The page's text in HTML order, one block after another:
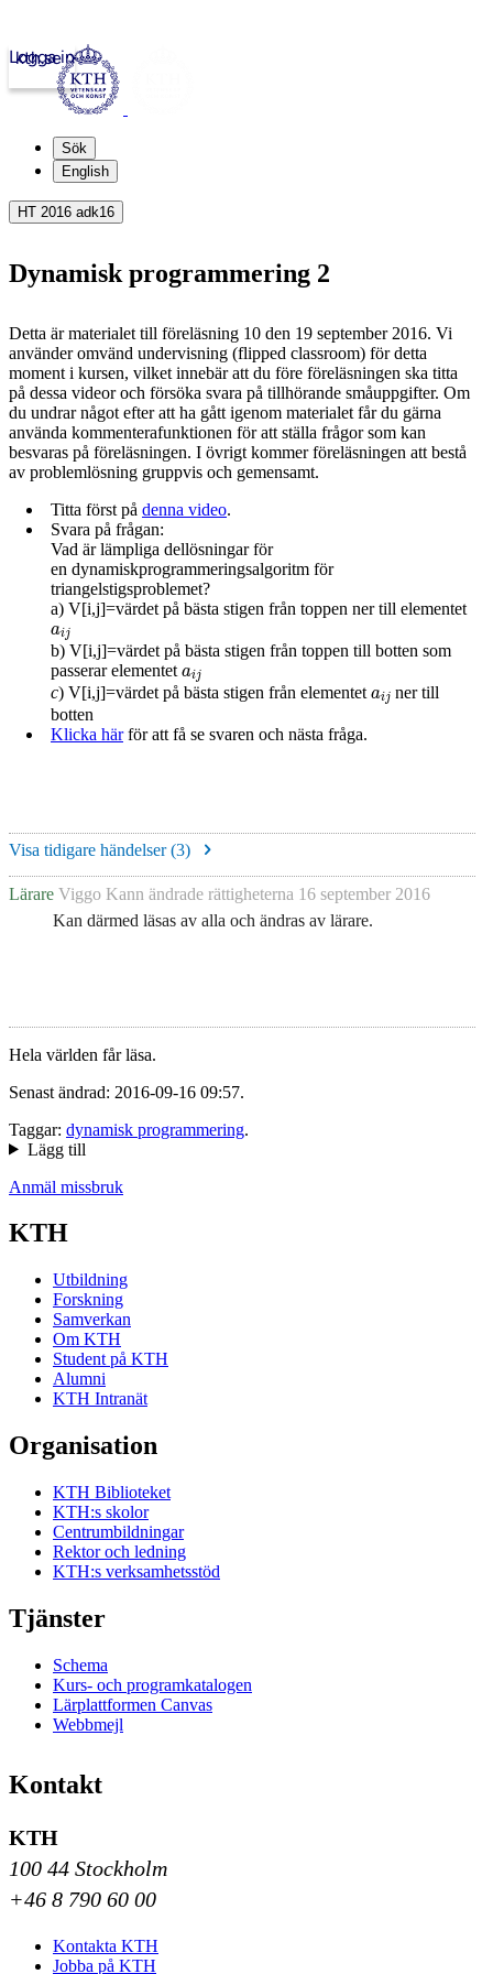
kth.se
Logga in
Sök
English
HT 2016 adk16
Dynamisk programmering 2
Detta är materialet till föreläsning 10 den 19 september 2016. Vi
använder omvänd undervisning (flipped classroom) för detta
moment i kursen, vilket innebär att du före föreläsningen ska titta
på dessa videor och försöka svara på tillhörande småuppgifter. Om
du undrar något efter att ha gått igenom materialet får du gärna
använda kommenterafunktionen för att ställa frågor som kan
besvaras på föreläsningen. I övrigt kommer föreläsningen att bestå
av problemlösning gruppvis och gemensamt.
Titta först på denna video.
Svara på frågan:
Vad är lämpliga dellösningar för
en dynamiskprogrammeringsalgoritm för
triangelstigsproblemet?
a) V[i,j]=värdet på bästa stigen från toppen ner till elementet
ai
b) V[i,j]=värdet på bästa stigen från toppen till botten som
passerar elementet aij
c) V[i,j]=värdet på bästa stigen från elementet
ner till
botten
Klicka härför att få se svaren och nästa fråga.
Visa tidigare händelser (3)
Lärare Viggo Kann ändrade rättigheterna 16 september 2016
Kan därmed läsas av alla och ändras av lärare.
Hela världen får läsa.
Senast ändrad: 2016-09-16 09:57.
Taggar: dynamisk programmering.
Lägg till
Anmäl missbruk
KTH
Utbildning
Forskning
Samverkan
Om KTH
Student på KTH
Alumni
KTH Intranät
Organisation
KTH Biblioteket
KTH:s skolor
Centrumbildningar
Rektor och ledning
KTH:s verksamhetsstöd
Tjänster
Schema
Kurs- och programkatalogen
Lärplattformen Canvas
Webbmejl
Kontakt
KTH
100 44 Stockholm
+46 8 790 60 00
Kontakta KTH
Jobba på KTH